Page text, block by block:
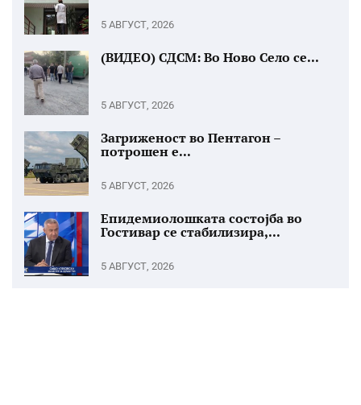
5 АВГУСТ, 2026
(ВИДЕО) СДСМ: Во Ново Село се...
5 АВГУСТ, 2026
Загриженост во Пентагон –
потрошен е...
5 АВГУСТ, 2026
Епидемиолошката состојба во
Гостивар се стабилизира,...
5 АВГУСТ, 2026